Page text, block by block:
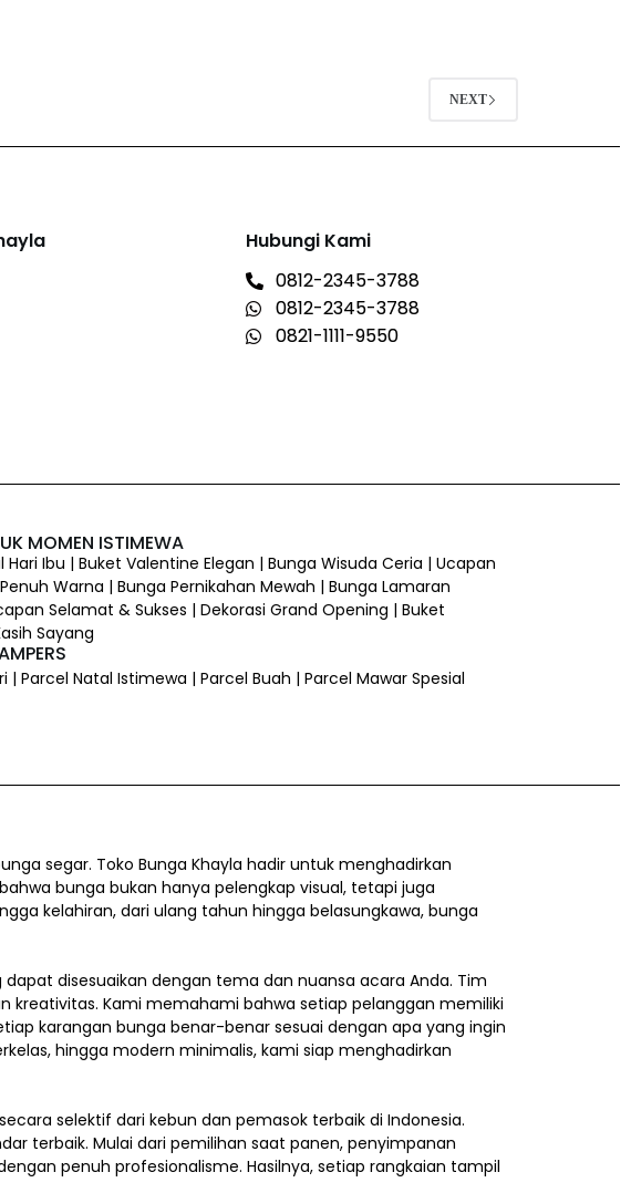
NEXT
Hubungi Kami
0812-2345-3788
0812-2345-3788
0821-1111-9550
MOMEN ISTIMEWA
Hari Ibu | Buket Valentine Elegan | Bunga Wisuda Ceria | Ucapan
Warna | Bunga Pernikahan Mewah | Bunga Lamaran
Selamat & Sukses | Dekorasi Grand Opening | Buket
Sayang
| Parcel Natal Istimewa | Parcel Buah | Parcel Mawar Spesial
segar. Toko Bunga Khayla hadir untuk menghadirkan
bunga bukan hanya pelengkap visual, tetapi juga
kelahiran, dari ulang tahun hingga belasungkawa, bunga
disesuaikan dengan tema dan nuansa acara Anda. Tim
kreativitas. Kami memahami bahwa setiap pelanggan memiliki
karangan bunga benar-benar sesuai dengan apa yang ingin
hingga modern minimalis, kami siap menghadirkan
selektif dari kebun dan pemasok terbaik di Indonesia.
terbaik. Mulai dari pemilihan saat panen, penyimpanan
penuh profesionalisme. Hasilnya, setiap rangkaian tampil